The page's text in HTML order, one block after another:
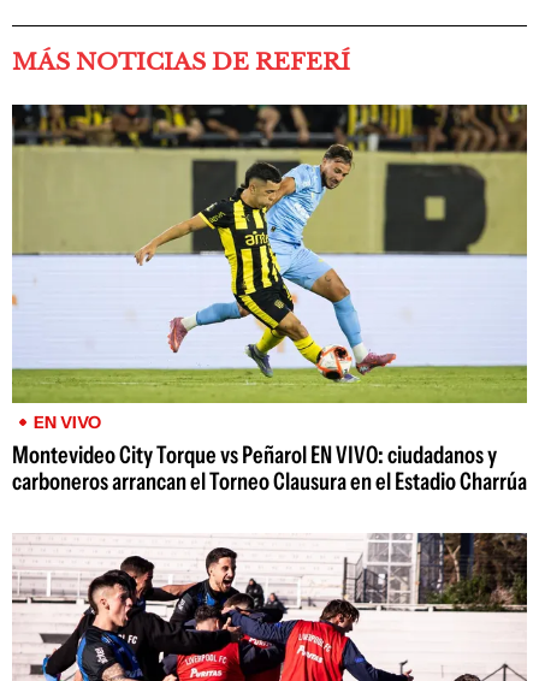
MÁS NOTICIAS DE REFERÍ
EN VIVO
Montevideo City Torque vs Peñarol EN VIVO: ciudadanos y
carboneros arrancan el Torneo Clausura en el Estadio Charrúa